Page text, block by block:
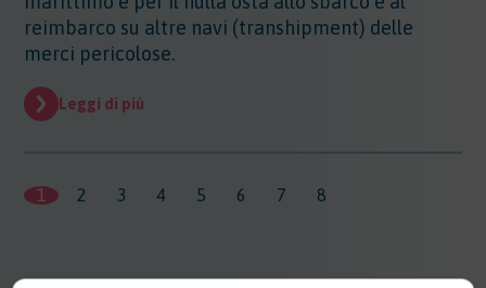
reimbarco su altre navi (transhipment) delle
merci pericolose.
Leggi di più
1 2 3 4 5 6 7 8